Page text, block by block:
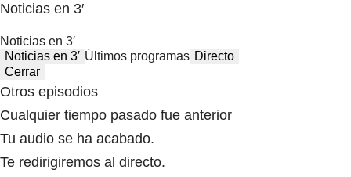
Noticias en 3′
Noticias en 3′
Noticias en 3′ Últimos programas Directo
Cerrar
Otros episodios
Cualquier tiempo pasado fue anterior
Tu audio se ha acabado.
Te redirigiremos al directo.